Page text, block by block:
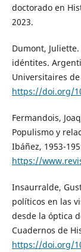
doctorado en
2023.
Dumont,
idéntites.
Universitaires
https://doi.org/
Fermandois,
Populismo y
Ibáñez, 1953-
https://
Insaurralde,
políticos en las
desde la óptica
Cuadernos de
https://doi.org/